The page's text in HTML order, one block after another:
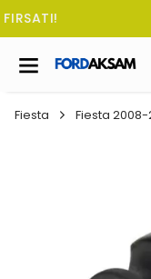
TÜM
Fiesta Fiesta 2008-